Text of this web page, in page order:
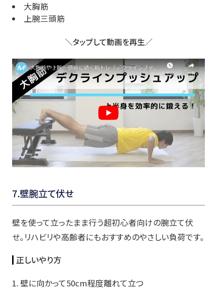
大胸筋
上腕三頭筋
＼タップして動画を再生／
7.壁腕立て伏せ
壁を使って立ったまま行う超初心者向けの腕立て伏
せ。リハビリや高齢者にもおすすめのやさしい負荷です。
正しいやり方
1. 壁に向かって50cm程度離れて立つ